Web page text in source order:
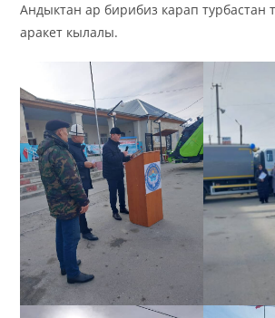
Андыктан ар бирибиз карап турбастан
аракет кылалы.